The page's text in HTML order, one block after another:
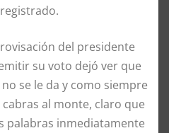
del presidente
su voto dejó ver que
se le da y como siempre
al monte, claro que
palabras inmediatamente